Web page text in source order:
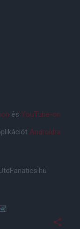
és YouTube-on
Androidra